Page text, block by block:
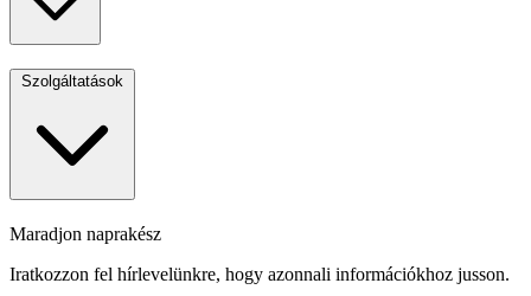
Szolgáltatások
Maradjon naprakész
Iratkozzon fel hírlevelünkre, hogy azonnali információkhoz jusson.